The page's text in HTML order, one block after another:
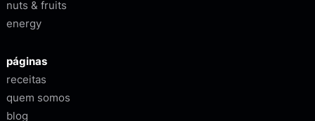
nuts & fruits
energy
páginas
receitas
quem somos
blog